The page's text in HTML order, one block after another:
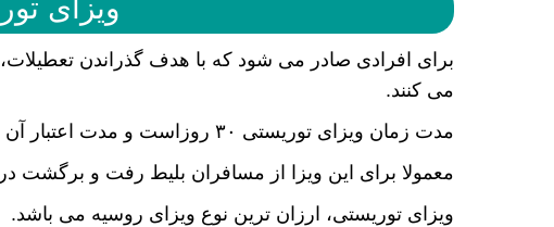
ویزای
برای افرادی صادر می شود که با هدف گذراندن
می کنند.
مدت زمان ویزای توریستی ۳۰ روزاست و مدت اعتبار آن به زمان بلیط بستگی دارد.
معمولا برای این ویزا از مسافران بلیط رفت و
ویزای توریستی، ارزان ترین نوع ویزای روسیه می باشد.